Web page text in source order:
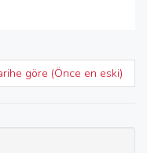
göre (Önce en eski)